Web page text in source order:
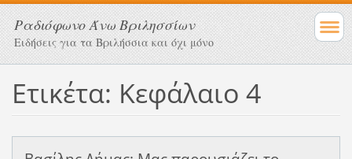
Ραδιόφωνο Άνω Βριλησσίων
Ειδήσεις για τα Βριλήσσια και όχι μόνο
Ετικέτα: Κεφάλαιο 4